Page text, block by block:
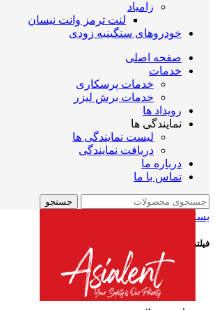
زامیاد
لنت ترمز وانت نیسان
خودروهای سنگینبه زودی
صفحه اصلی
خدمات
خدمات پرسکاری
خدمات برش لیزر
رویداد ها
نمایندگی ها
لیست نمایندگی ها
دریافت نمایندگی
درباره ما
تماس با ما
جستجو
بستن
فیلتر موجودی و حراج
فروش ویژه
موجود در انبار